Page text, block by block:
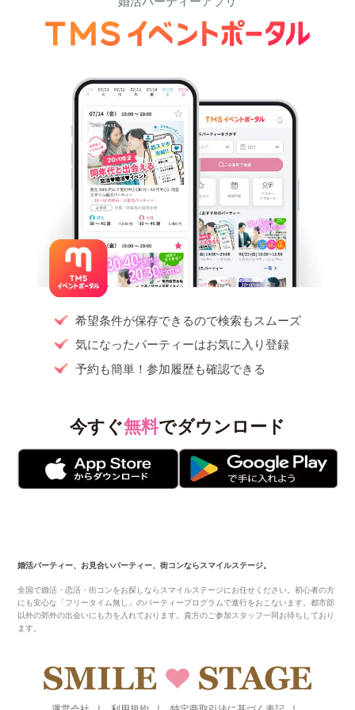
希望条件が保存できるので検索もスムーズ
気になったパーティーはお気に入り登録
予約も簡単！参加履歴も確認できる
今すぐ無料でダウンロード
婚活パーティー、お見合いパーティー、街コンならスマイルステージ。
全国で婚活・恋活・街コンをお探しならスマイルステージにお任せください。初心者の方
にも安心な「フリータイム無し」のパーティープログラムで進行をおこないます。都市部
以外の郊外の出会いにも力を入れております。貴方のご参加スタッフ一同お待ちしており
ます。